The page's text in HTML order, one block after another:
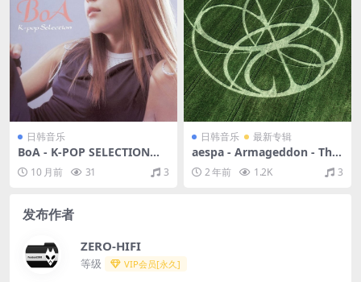
日韩音乐
BoA - K-POP SELECTION（2
004/FLAC/分轨/422M）
10 月前 31 3
日韩音乐 最新专辑
aespa - Armageddon - The
1st Album（2024/FLAC/分
轨/229M）
2 年前 1.2K 3
发布作者
ZERO-HIFI
等级 VIP会员[永久]